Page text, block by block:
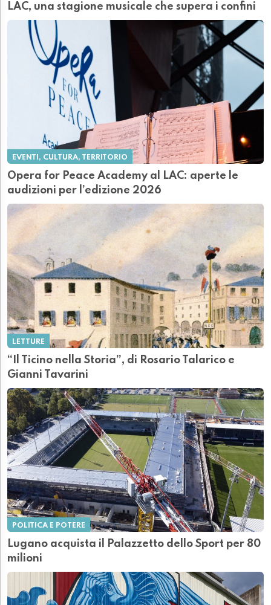
LAC, una stagione musicale che supera i confini
EVENTI, CULTURA, TERRITORIO
Opera for Peace Academy al LAC: aperte le
audizioni per l’edizione 2026
LETTURE
“Il Ticino nella Storia”, di Rosario Talarico e
Gianni Tavarini
POLITICA E POTERE
Lugano acquista il Palazzetto dello Sport per 80
milioni